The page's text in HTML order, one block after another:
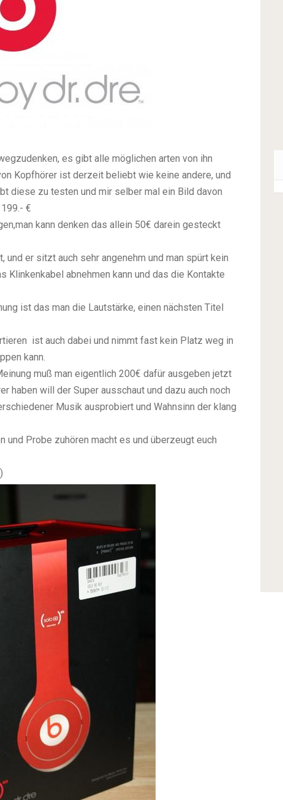
es gibt alle möglichen arten von ihn
Kopfhörer ist derzeit beliebt wie keine andere, und
diese zu testen und mir selber mal ein Bild davon
€
kann denken das allein 50€ darein gesteckt
er sitzt auch sehr angenehm und man spürt kein
Klinkenkabel abnehmen kann und das die Kontakte
ist das man die Lautstärke, einen nächsten Titel
ist auch dabei und nimmt fast kein Platz weg in
kann.
muß man eigentlich 200€ dafür ausgeben jetzt
haben will der Super ausschaut und dazu auch noch
Musik ausprobiert und Wahnsinn der klang
Probe zuhören macht es und überzeugt euch